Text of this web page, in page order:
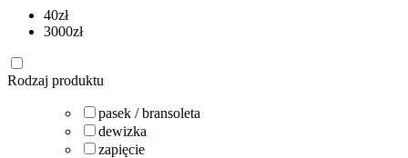
40zł
3000zł
Rodzaj produktu
pasek / bransoleta
dewizka
zapięcie